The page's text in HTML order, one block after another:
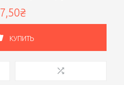
7,50₴
КУПИТЬ